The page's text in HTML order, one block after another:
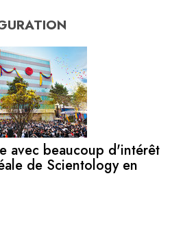
avec beaucoup d'intérêt
de Scientology en